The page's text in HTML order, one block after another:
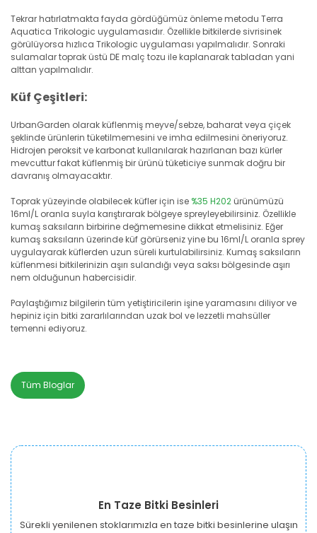
Tekrar hatırlatmakta fayda gördüğümüz önleme metodu Terra
Aquatica Trikologic uygulamasıdır. Özellikle bitkilerde sivrisinek
görülüyorsa hızlıca Trikologic uygulaması yapılmalıdır. Sonraki
sulamalar toprak üstü DE malç tozu ile kaplanarak tabladan yani
alttan yapılmalıdır.
Küf Çeşitleri:
UrbanGarden olarak küflenmiş meyve/sebze, baharat veya çiçek
şeklinde ürünlerin tüketilmemesini ve imha edilmesini öneriyoruz.
Hidrojen peroksit ve karbonat kullanılarak hazırlanan bazı kürler
mevcuttur fakat küflenmiş bir ürünü tüketiciye sunmak doğru bir
davranış olmayacaktır.
Toprak yüzeyinde olabilecek küfler için ise %35 H202ürünümüzü
16ml/L oranla suyla karıştırarak bölgeye spreyleyebilirsiniz. Özellikle
kumaş saksıların birbirine değmemesine dikkat etmelisiniz. Eğer
kumaş saksıların üzerinde küf görürseniz yine bu 16ml/L oranla sprey
uygulayarak küflerden uzun süreli kurtulabilirsiniz. Kumaş saksıların
küflenmesi bitkilerinizin aşırı sulandığı veya saksı bölgesinde aşırı
nem olduğunun habercisidir.
Paylaştığımız bilgilerin tüm yetiştiricilerin işine yaramasını diliyor ve
hepiniz için bitki zararlılarından uzak bol ve lezzetli mahsüller
temenni ediyoruz.
Tüm Bloglar
En Taze Bitki Besinleri
Sürekli yenilenen stoklarımızla en taze bitki besinlerine ulaşın